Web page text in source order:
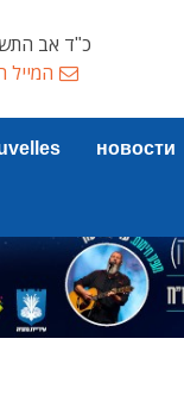
כ"ד אב התשפ"ו |
המייל
новости